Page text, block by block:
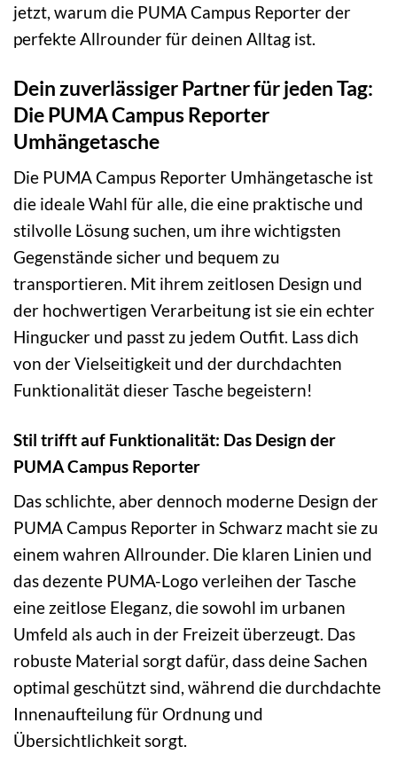
jetzt, warum die PUMA Campus Reporter der
perfekte Allrounder für deinen Alltag ist.
Dein zuverlässiger Partner für jeden Tag:
Die PUMA Campus Reporter
Umhängetasche
Die PUMA Campus Reporter Umhängetasche ist
die ideale Wahl für alle, die eine praktische und
stilvolle Lösung suchen, um ihre wichtigsten
Gegenstände sicher und bequem zu
transportieren. Mit ihrem zeitlosen Design und
der hochwertigen Verarbeitung ist sie ein echter
Hingucker und passt zu jedem Outfit. Lass dich
von der Vielseitigkeit und der durchdachten
Funktionalität dieser Tasche begeistern!
Stil trifft auf Funktionalität: Das Design der
PUMA Campus Reporter
Das schlichte, aber dennoch moderne Design der
PUMA Campus Reporter in Schwarz macht sie zu
einem wahren Allrounder. Die klaren Linien und
das dezente PUMA-Logo verleihen der Tasche
eine zeitlose Eleganz, die sowohl im urbanen
Umfeld als auch in der Freizeit überzeugt. Das
robuste Material sorgt dafür, dass deine Sachen
optimal geschützt sind, während die durchdachte
Innenaufteilung für Ordnung und
Übersichtlichkeit sorgt.